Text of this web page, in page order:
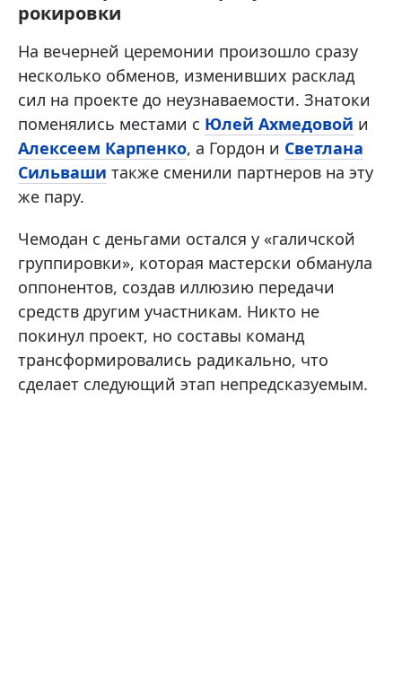
рокировки
На вечерней церемонии произошло сразу
несколько обменов, изменивших расклад
сил на проекте до неузнаваемости. Знатоки
поменялись местами с Юлей Ахмедовой и
Алексеем Карпенко, а Гордон и Светлана
Сильваши также сменили партнеров на эту
же пару.
Чемодан с деньгами остался у «галичской
группировки», которая мастерски обманула
оппонентов, создав иллюзию передачи
средств другим участникам. Никто не
покинул проект, но составы команд
трансформировались радикально, что
сделает следующий этап непредсказуемым.